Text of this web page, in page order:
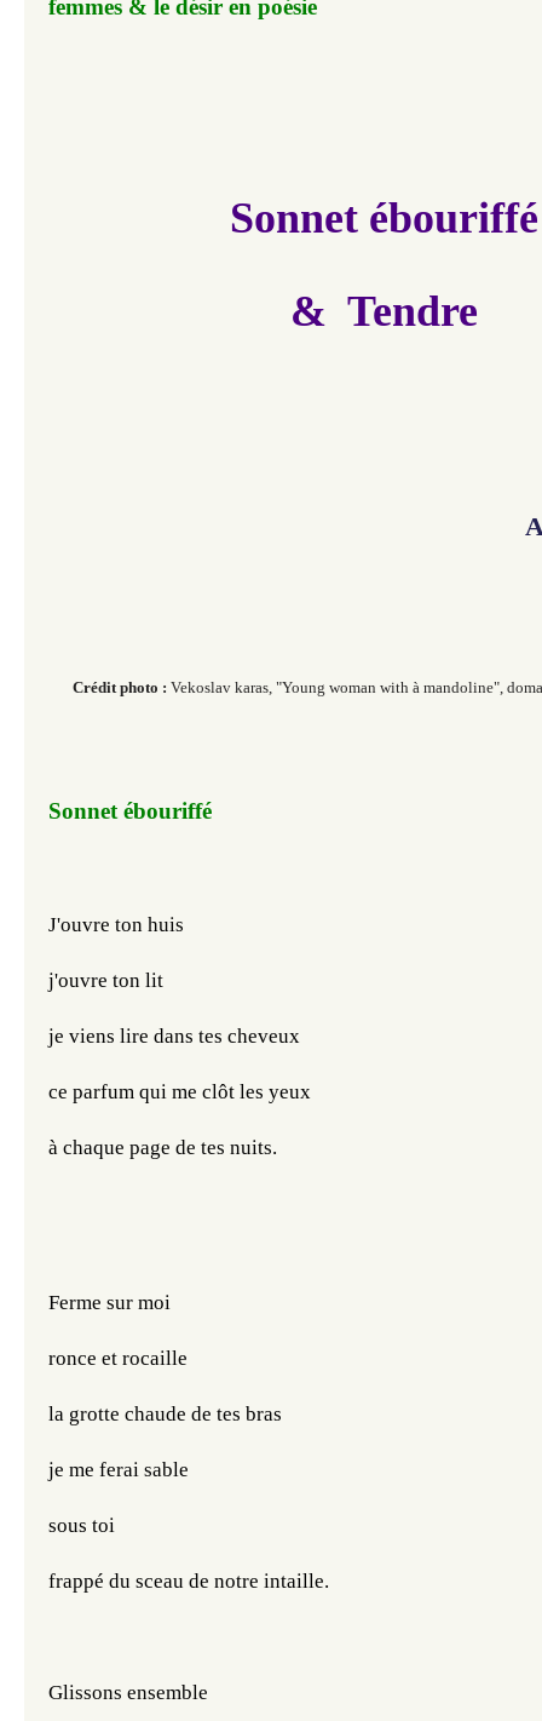
femmes & le désir en poésie
Sonnet ébouriffé
& Tendre
Crédit photo : Vekoslav karas, "Young woman with à mandoline",
Sonnet ébouriffé
J'ouvre ton huis
j'ouvre ton lit
je viens lire dans tes cheveux
ce parfum qui me clôt les yeux
à chaque page de tes nuits.
Ferme sur moi
ronce et rocaille
la grotte chaude de tes bras
je me ferai sable
sous toi
frappé du sceau de notre intaille.
Glissons ensemble